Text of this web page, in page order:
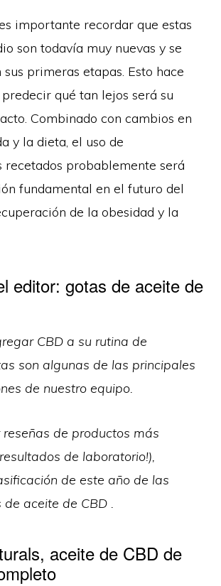
importante recordar que estas
son todavía muy nuevas y se
primeras etapas. Esto hace
qué tan lejos será su
Combinado con cambios en
y la dieta, el uso de
recetados probablemente será
fundamental en el futuro del
de la obesidad y la
editor: gotas de aceite de
CBD a su rutina de
son algunas de las principales
de nuestro equipo.
reseñas de productos más
de laboratorio!),
de este año de las
aceite de CBD .
aceite de CBD de